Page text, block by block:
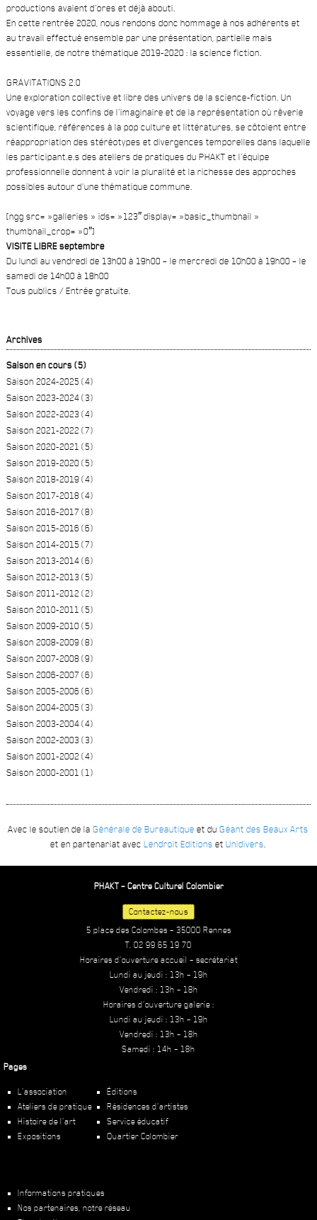
productions avaient d’ores et déjà abouti.
En cette rentrée 2020, nous rendons donc hommage à nos adhérents et
au travail effectué ensemble par une présentation, partielle mais
essentielle, de notre thématique 2019-2020 : la science fiction.
GRAVITATIONS 2.0
Une exploration collective et libre des univers de la science-fiction. Un
voyage vers les confins de l’imaginaire et de la représentation où rêverie
scientifique, références à la pop culture et littératures, se côtoient entre
réappropriation des stéréotypes et divergences temporelles dans laquelle
les participant.e.s des ateliers de pratiques du PHAKT et l’équipe
professionnelle donnent à voir la pluralité et la richesse des approches
possibles autour d’une thématique commune.
[ngg src= »galleries » ids= »123″ display= »basic_thumbnail »
thumbnail_crop= »0″]
VISITE LIBRE septembre
Du lundi au vendredi de 13h00 à 19h00 – le mercredi de 10h00 à 19h00 – le
samedi de 14h00 à 18h00
Tous publics / Entrée gratuite.
Archives
Saison en cours (5)
Saison 2024-2025 (4)
Saison 2023-2024 (3)
Saison 2022-2023 (4)
Saison 2021-2022 (7)
Saison 2020-2021 (5)
Saison 2019-2020 (5)
Saison 2018-2019 (4)
Saison 2017-2018 (4)
Saison 2016-2017 (8)
Saison 2015-2016 (6)
Saison 2014-2015 (7)
Saison 2013-2014 (6)
Saison 2012-2013 (5)
Saison 2011-2012 (2)
Saison 2010-2011 (5)
Saison 2009-2010 (5)
Saison 2008-2009 (8)
Saison 2007-2008 (9)
Saison 2006-2007 (6)
Saison 2005-2006 (6)
Saison 2004-2005 (3)
Saison 2003-2004 (4)
Saison 2002-2003 (3)
Saison 2001-2002 (4)
Saison 2000-2001 (1)
Avec le soutien de laGénérale de Bureautique et duGéant des Beaux Arts
et en partenariat avecLendroit Editions etUnidivers
PHAKT – Centre Culturel Colombier
Contactez-nous
5 place des Colombes – 35000 Rennes
T. 02 99 65 19 70
Horaires d’ouverture accueil – secrétariat
Lundi au jeudi : 13h – 19h
Vendredi : 13h – 18h
Horaires d’ouverture galerie :
Lundi au jeudi : 13h – 19h
Vendredi : 13h – 18h
Samedi : 14h – 18h
Pages
L’association
Ateliers de pratique
Histoire de l’art
Expositions
Éditions
Résidences d’artistes
Service éducatif
Quartier Colombier
Informations pratiques
Nos partenaires, notre réseau